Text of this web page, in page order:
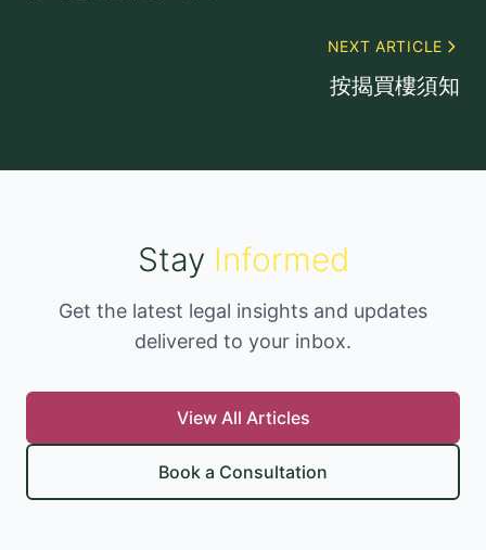
NEXT ARTICLE
按揭買樓須知
Stay Informed
Get the latest legal insights and updates
delivered to your inbox.
View All Articles
Book a Consultation